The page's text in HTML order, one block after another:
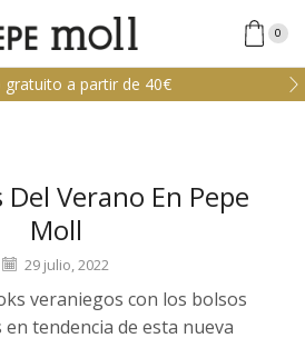
0
gratuito a partir de 40€
Del Verano En Pepe
Moll
29 julio, 2022
veraniegos con los bolsos
tendencia de esta nueva